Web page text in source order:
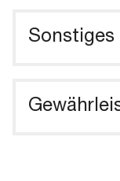
Sonstiges